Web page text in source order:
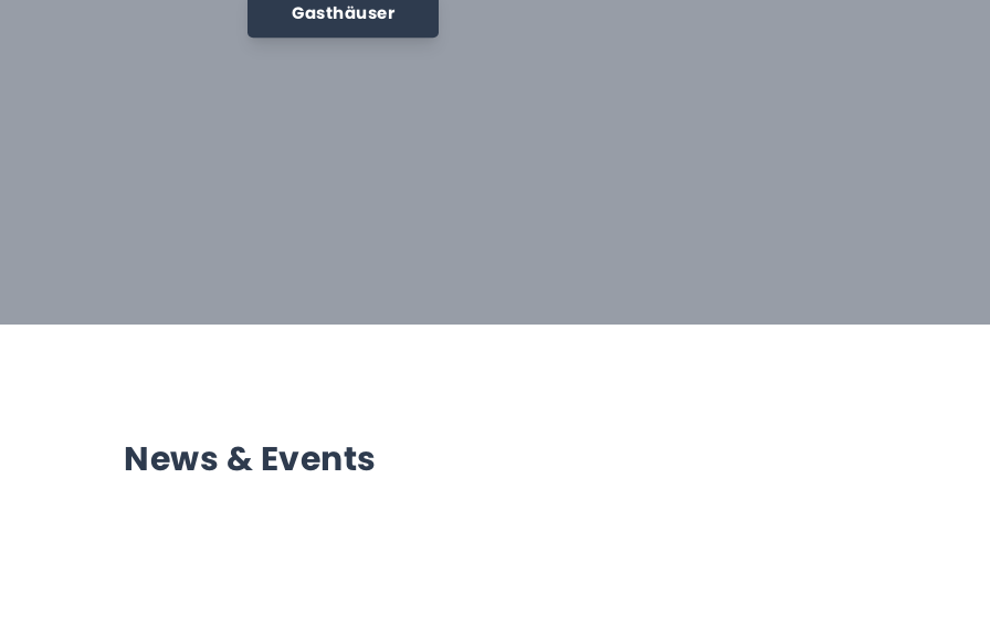
Gasthäuser
News & Events